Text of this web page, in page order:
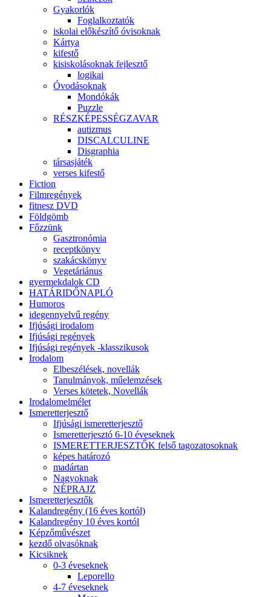
Gyakorlók
Foglalkoztatók
iskolai előkészítő óvisoknak
Kártya
kifestő
kisiskolásoknak fejlesztő
logikai
Óvodásoknak
Mondókák
Puzzle
RÉSZKÉPESSÉGZAVAR
autizmus
DISCALCULINE
Disgraphia
társasjáték
verses kifestő
Fiction
Filmregények
fitnesz DVD
Földgömb
Főzzünk
Gasztronómia
receptkönyv
szakácskönyv
Vegetáriánus
gyermekdalok CD
HATÁRIDŐNAPLÓ
Humoros
idegennyelvű regény
Ifjúsági irodalom
Ifjúsági regények
Ifjúsági regények -klasszikusok
Irodalom
Elbeszélések, novellák
Tanulmányok, műelemzések
Verses kötetek, Novellák
Irodalomelmélet
Ismeretterjesztő
Ifjúsági ismeretterjesztő
Ismeretterjesztó 6-10 éveseknek
ISMERETTERJESZTŐK felső tagozatosoknak
képes határozó
madártan
Nagyoknak
NÉPRAJZ
Ismeretterjesztők
Kalandregény (16 éves kortól)
Kalandregény 10 éves kortól
Képzőművészet
kezdő olvasóknak
Kicsiknek
0-3 éveseknek
Leporello
4-7 éveseknek